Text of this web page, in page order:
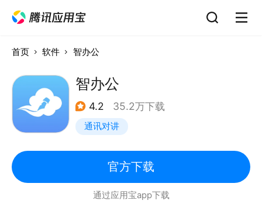
首页 软件 智办公
智办公
4.2 35.2万下载
通讯对讲
官方下载
通过应用宝app下载